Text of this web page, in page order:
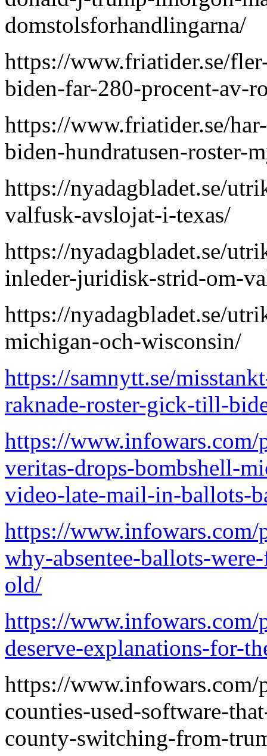
domstolsforhandlingarna/
https://www.friatider.se/
biden-far-280-procent-av-
https://www.friatider.se/
biden-hundratusen-roster-
https://nyadagbladet.se/
valfusk-avslojat-i-texas/
https://nyadagbladet.se/
inleder-juridisk-strid-om-
https://nyadagbladet.se/
michigan-och-wisconsin/
https://samnytt.se/
raknade-roster-gick-till-
https://
veritas-drops-bombshell-
video-late-mail-in-ballots-
https://www.infowars.com/
why-absentee-ballots-
old/
https://www.infowars.com/
deserve-explanations-for-
https://
counties-used-software-
county-switching-from-